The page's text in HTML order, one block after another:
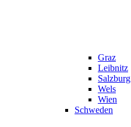
Graz
Leibnitz
Salzburg
Wels
Wien
Schweden